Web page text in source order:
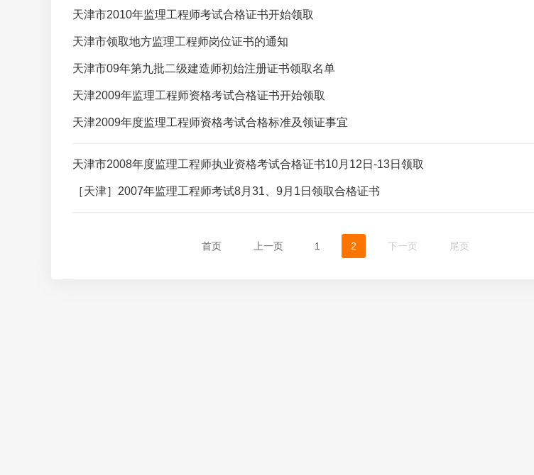
天津市2010年监理工程师考试合格证书开始领取
天津市领取地方监理工程师岗位证书的通知
天津市09年第九批二级建造师初始注册证书领取名单
天津2009年监理工程师资格考试合格证书开始领取
天津2009年度监理工程师资格考试合格标准及领证事宜
天津市2008年度监理工程师执业资格考试合格证书10月12日-13日领取
［天津］2007年监理工程师考试8月31、9月1日领取合格证书
首页 上一页 1 2 下一页 尾页